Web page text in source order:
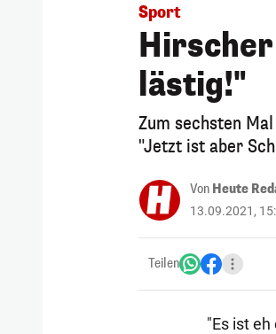
Sport
lästig!"
Zum sechsten
"Jetzt ist aber
Von Heute
13.09.2021,
Teilen
"Es ist